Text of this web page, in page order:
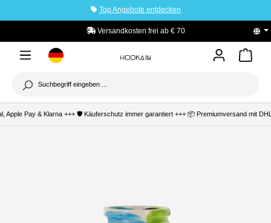
Top Angebote entdecken
Versandkosten frei ab € 70 PayPal
Pay & Klarna +++ 🛡️ Käuferschutz immer garantiert +++ 📦 Premiumversand mit